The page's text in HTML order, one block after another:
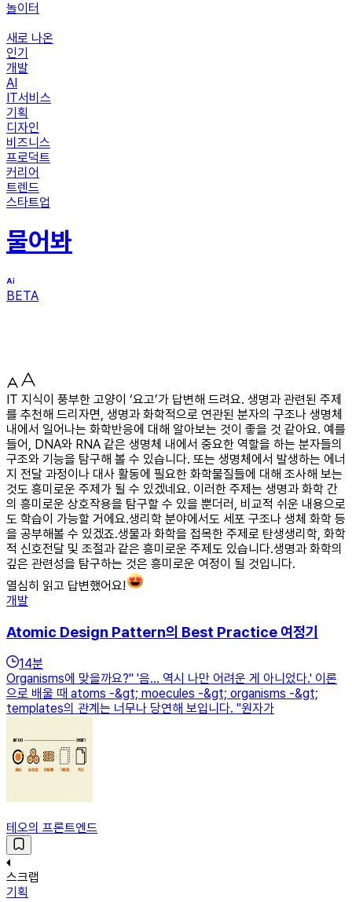
놀이터
새로 나온
인기
개발
AI
IT서비스
기획
디자인
비즈니스
프로덕트
커리어
트렌드
스타트업
물어봐
BETA
IT 지식이 풍부한 고양이 ‘요고’가 답변해 드려요. 생명과 관련된 주제
를 추천해 드리자면, 생명과 화학적으로 연관된 분자의 구조나 생명체
내에서 일어나는 화학반응에 대해 알아보는 것이 좋을 것 같아요. 예를
들어, DNA와 RNA 같은 생명체 내에서 중요한 역할을 하는 분자들의
구조와 기능을 탐구해 볼 수 있습니다. 또는 생명체에서 발생하는 에너
지 전달 과정이나 대사 활동에 필요한 화학물질들에 대해 조사해 보는
것도 흥미로운 주제가 될 수 있겠네요. 이러한 주제는 생명과 화학 간
의 흥미로운 상호작용을 탐구할 수 있을 뿐더러, 비교적 쉬운 내용으로
도 학습이 가능할 거에요.생리학 분야에서도 세포 구조나 생체 화학 등
을 공부해볼 수 있겠죠.생물과 화학을 접목한 주제로 탄생생리학, 화학
적 신호전달 및 조절과 같은 흥미로운 주제도 있습니다.생명과 화학의
깊은 관련성을 탐구하는 것은 흥미로운 여정이 될 것입니다.
열심히 읽고 답변했어요!
개발
Atomic Design Pattern의 Best Practice 여정기
14분
Organisms에 맞을까요?" '음... 역시 나만 어려운 게 아니었다.' 이론
으로 배울 때 atoms -&gt; moecules -&gt; organisms -&gt;
templates의 관계는 너무나 당연해 보입니다. "원자가
테오의 프론트엔드
스크랩
기획